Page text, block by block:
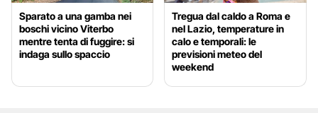
Sparato a una gamba nei
boschi vicino Viterbo
mentre tenta di fuggire: si
indaga sullo spaccio
Tregua dal caldo a Roma e
nel Lazio, temperature in
calo e temporali: le
previsioni meteo del
weekend